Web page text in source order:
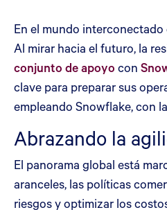
En el mundo
Al mirar hacia el futuro, la
conjunto de apoyo con
clave para preparar sus
empleando Snowflake, con la
Abrazando la
El panorama global está
aranceles, las políticas
riesgos y optimizar los